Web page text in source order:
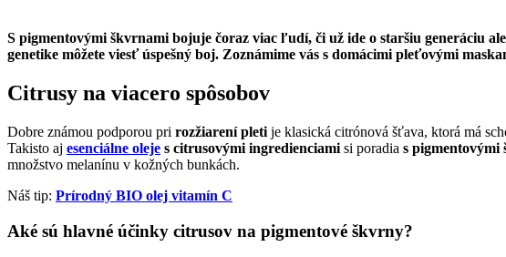
S pigmentovými škvrnami bojuje čoraz viac ľudí, či už ide o staršiu generáciu
genetike môžete viesť úspešný boj. Zoznámime vás s domácimi pleťovými
Citrusy na viacero spôsobov
Dobre známou podporou pri rozžiarení pleti je klasická citrónová šťava, ktorá má
Takisto aj esenciálne oleje s citrusovými ingredienciami si poradia s
množstvo melanínu v kožných bunkách.
Náš tip: Prírodný BIO olej vitamín C
Aké sú hlavné účinky citrusov na pigmentové škvrny?